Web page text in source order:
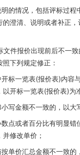
的情况，包括评标过程
的澄清、说明或者补正，
文件报价出现前后不一
下列规定修正：
标一览表(报价表)内容
开标一览表(报价表)为
写金额不一致的，以大
点或者百分比有明显错
修改单价；
单价汇总金额不一致的